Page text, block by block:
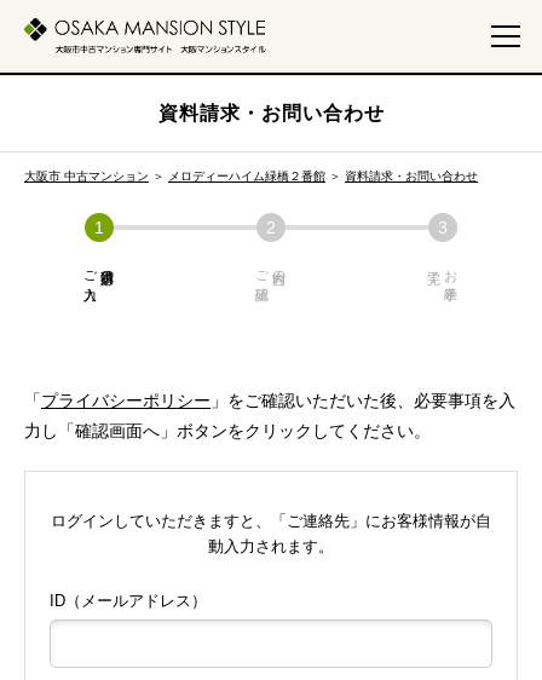
資料請求・お問い合わせ
大阪市 中古マンション ＞ メロディーハイム緑橋２番館 ＞ 資料請求・お問い合わせ
必須項目の
ご入力 内容の
ご確認 お手続き
「プライバシーポリシー 」をご確認いただいた後、必要事項を入
力し「確認画面へ」ボタンをクリックしてください。
ログインしていただきますと、「ご連絡先」にお客様情報が自
動入力されます。
ID（メールアドレス）